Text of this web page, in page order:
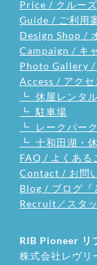
Price / クルー
Guide / ご利用
Design Shop /
Campaign / キ
Photo Gallery /
Access / アクセ
┗ 休屋レンタ
┗ 駐車場
┗ レークパー
┗ 十和田湖・
FAQ / よくある
Contact / お問
Blog / ブログ『
Recruit／スタ
RIB Pioneer リ
株式会社レヴリ